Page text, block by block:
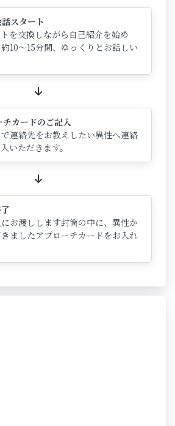
スタート
を交換しながら自己紹介を始め
10～15分間、ゆっくりとお話しい
カードのご記入
連絡先をお教えしたい異性へ連絡
いただきます。
お渡しします封筒の中に、異性か
ましたアプローチカードをお入れ